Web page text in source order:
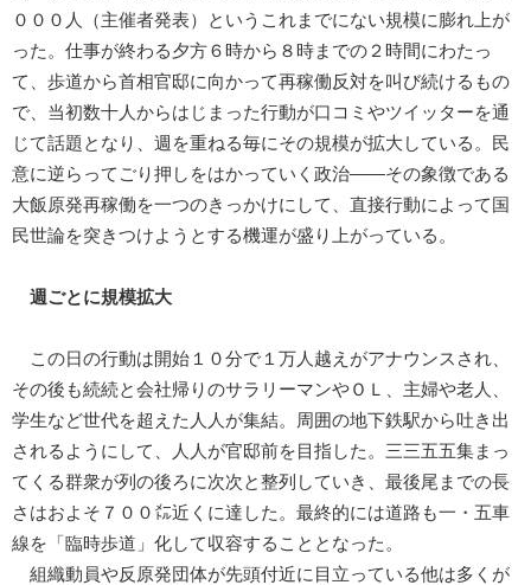
０００人（主催者発表）というこれまでにない規模に膨れ上が
った。仕事が終わる夕方６時から８時までの２時間にわたっ
て、歩道から首相官邸に向かって再稼働反対を叫び続けるもの
で、当初数十人からはじまった行動が口コミやツイッターを通
じて話題となり、週を重ねる毎にその規模が拡大している。民
意に逆らってごり押しをはかっていく政治――その象徴である
大飯原発再稼働を一つのきっかけにして、直接行動によって国
民世論を突きつけようとする機運が盛り上がっている。
週ごとに規模拡大
この日の行動は開始１０分で１万人越えがアナウンスされ、
その後も続続と会社帰りのサラリーマンやＯＬ、主婦や老人、
学生など世代を超えた人人が集結。周囲の地下鉄駅から吐き出
されるようにして、人人が官邸前を目指した。三三五五集まっ
てくる群衆が列の後ろに次次と整列していき、最後尾までの長
さはおよそ７００㍍近くに達した。最終的には道路も一・五車
線を「臨時歩道」化して収容することとなった。
組織動員や反原発団体が先頭付近に目立っている他は多くが